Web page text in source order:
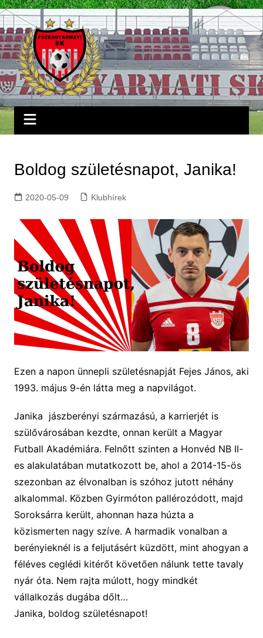
Skip
to
content
Boldog születésnapot, Janika!
2020-05-09 Klubhírek
Ezen a napon ünnepli születésnapját Fejes János, aki
1993. május 9-én látta meg a napvilágot.
Janika jászberényi származású, a karrierjét is
szülővárosában kezdte, onnan került a Magyar
Futball Akadémiára. Felnőtt szinten a Honvéd NB II-
es alakulatában mutatkozott be, ahol a 2014-15-ös
szezonban az élvonalban is szóhoz jutott néhány
alkalommal. Közben Gyirmóton pallérozódott, majd
Soroksárra került, ahonnan haza húzta a
közismerten nagy szíve. A harmadik vonalban a
berényieknél is a feljutásért küzdött, mint ahogyan a
féléves ceglédi kitérőt követően nálunk tette tavaly
nyár óta. Nem rajta múlott, hogy mindkét
vállalkozás dugába dőlt…
Janika, boldog születésnapot!